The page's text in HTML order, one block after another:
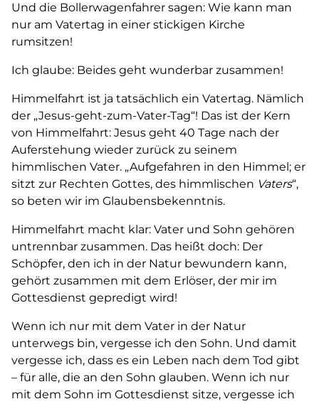
Und die Bollerwagenfahrer sagen: Wie kann man
nur am Vatertag in einer stickigen Kirche
rumsitzen!
Ich glaube: Beides geht wunderbar zusammen!
Himmelfahrt ist ja tatsächlich ein Vatertag. Nämlich
der „Jesus-geht-zum-Vater-Tag“! Das ist der Kern
von Himmelfahrt: Jesus geht 40 Tage nach der
Auferstehung wieder zurück zu seinem
himmlischen Vater. „Aufgefahren in den Himmel; er
sitzt zur Rechten Gottes, des himmlischen Vaters“,
so beten wir im Glaubensbekenntnis.
Himmelfahrt macht klar: Vater und Sohn gehören
untrennbar zusammen. Das heißt doch: Der
Schöpfer, den ich in der Natur bewundern kann,
gehört zusammen mit dem Erlöser, der mir im
Gottesdienst gepredigt wird!
Wenn ich nur mit dem Vater in der Natur
unterwegs bin, vergesse ich den Sohn. Und damit
vergesse ich, dass es ein Leben nach dem Tod gibt
– für alle, die an den Sohn glauben. Wenn ich nur
mit dem Sohn im Gottesdienst sitze, vergesse ich